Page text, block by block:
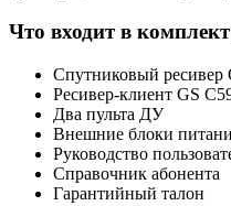
Что входит в
Спутниковый ресивер
Ресивер-клиент GS
Два пульта ДУ
Внешние блоки
Руководство
Справочник абонента
Гарантийный талон